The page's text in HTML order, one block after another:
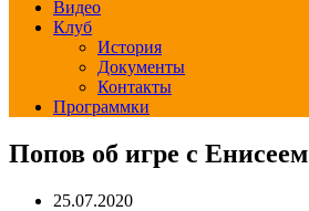
Видео
Клуб
История
Документы
Контакты
Программки
Попов об игре с Енисеем
25.07.2020